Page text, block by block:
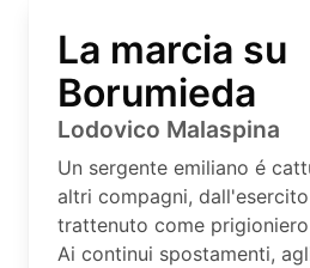
La marcia su
Borumieda
Lodovico Malaspina
Un sergente emiliano é
altri compagni,
trattenuto come
Ai continui spostamenti,